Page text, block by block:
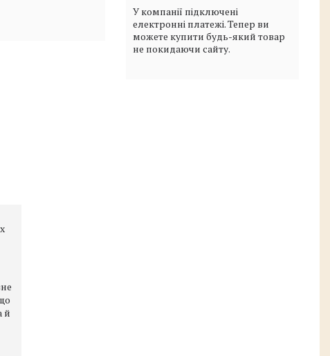
У компанії підключені
електронні платежі. Тепер ви
можете купити будь-який товар
не покидаючи сайту.
й